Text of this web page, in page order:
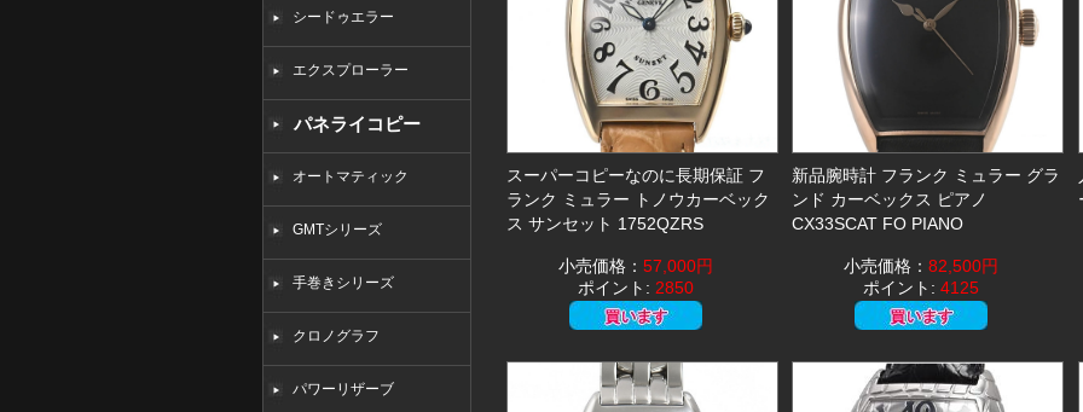
シードゥエラー
エクスプローラー
パネライコピー
オートマティック
GMTシリーズ
手巻きシリーズ
クロノグラフ
パワーリザーブ
スーパーコピーなのに長期保証 フ
ランク ミュラー トノウカーベック
ス サンセット 1752QZRS
小売価格： 57,000円
ポイント: 2850
新品腕時計 フランク ミュラー グラ
ンド カーベックス ピアノ
CX33SCAT FO PIANO
小売価格： 82,500円
ポイント: 4125